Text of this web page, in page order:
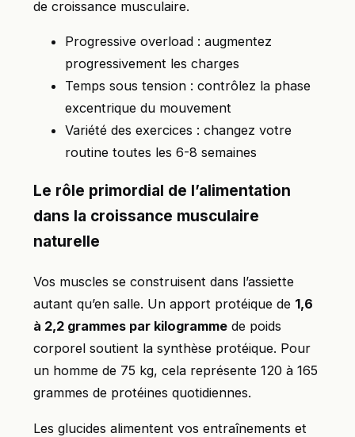
de croissance musculaire.
Progressive overload : augmentez
progressivement les charges
Temps sous tension : contrôlez la phase
excentrique du mouvement
Variété des exercices : changez votre
routine toutes les 6-8 semaines
Le rôle primordial de l’alimentation
dans la croissance musculaire
naturelle
Vos muscles se construisent dans l’assiette
autant qu’en salle. Un apport protéique de 1,6
à 2,2 grammes par kilogramme de poids
corporel soutient la synthèse protéique. Pour
un homme de 75 kg, cela représente 120 à 165
grammes de protéines quotidiennes.
Les glucides alimentent vos entraînements et